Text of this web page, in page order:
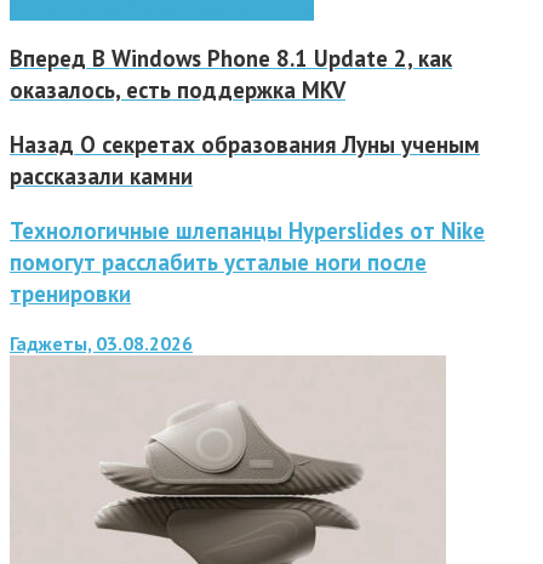
Вперед В Windows Phone 8.1 Update 2, как
оказалось, есть поддержка MKV
Назад О секретах образования Луны ученым
рассказали камни
Технологичные шлепанцы Hyperslides от Nike
помогут расслабить усталые ноги после
тренировки
Гаджеты, 03.08.2026